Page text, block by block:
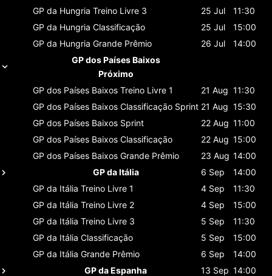
GP da Hungria Treino Livre 3 25 Jul
11:30
GP da Hungria Classificaçāo 25 Jul
15:00
GP da Hungria Grande Prêmio 26 Jul
14:00
GP dos Países Baixos
Próximo
GP dos Países Baixos Treino Livre 1 21 Aug 11:30
GP dos Países Baixos Classificaçāo Sprint 21 Aug 15:30
GP dos Países Baixos Sprint 22 Aug 11:00
GP dos Países Baixos Classificaçāo 22 Aug 15:00
GP dos Países Baixos Grande Prêmio 23 Aug 14:00
GP da Itália
6 Sep
14:00
GP da Itália Treino Livre 1 4 Sep
11:30
GP da Itália Treino Livre 2 4 Sep
15:00
GP da Itália Treino Livre 3 5 Sep
11:30
GP da Itália Classificaçāo 5 Sep
15:00
GP da Itália Grande Prêmio 6 Sep
14:00
GP da Espanha
13 Sep 14:00